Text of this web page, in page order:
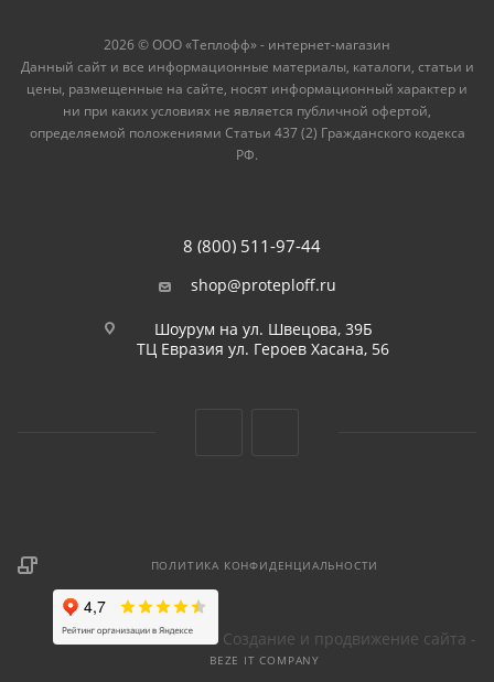
2026 © ООО «Теплофф» - интернет-магазин
Данный сайт и все информационные материалы, каталоги, статьи и
цены, размещенные на сайте, носят информационный характер и
ни при каких условиях не является публичной офертой,
определяемой положениями Статьи 437 (2) Гражданского кодекса
РФ.
8 (800) 511-97-44
shop@proteploff.ru
Шоурум на ул. Швецова, 39Б
ТЦ Евразия ул. Героев Хасана, 56
ПОЛИТИКА КОНФИДЕНЦИАЛЬНОСТИ
Создание и продвижение сайта -
BEZE IT COMPANY